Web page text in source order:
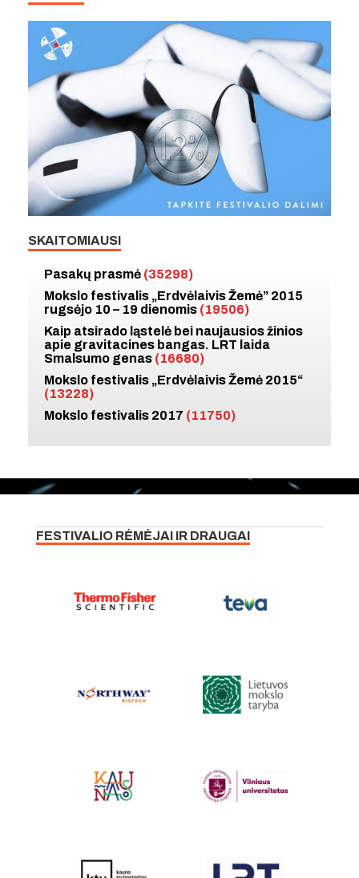
SKAITOMIAUSI
Pasakų prasmė (35298)
Mokslo festivalis „Erdvėlaivis Žemė” 2015
rugsėjo 10 – 19 dienomis (19506)
Kaip atsirado ląstelė bei naujausios žinios
apie gravitacines bangas. LRT laida
Smalsumo genas (16680)
Mokslo festivalis „Erdvėlaivis Žemė 2015“
(13228)
Mokslo festivalis 2017 (11750)
FESTIVALIO RĖMĖJAI IR DRAUGAI